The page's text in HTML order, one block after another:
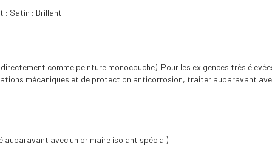
; Satin ; Brillant
comme peinture monocouche). Pour les exigences très
mécaniques et de protection anticorrosion, traiter auparavant
auparavant avec un primaire isolant spécial)